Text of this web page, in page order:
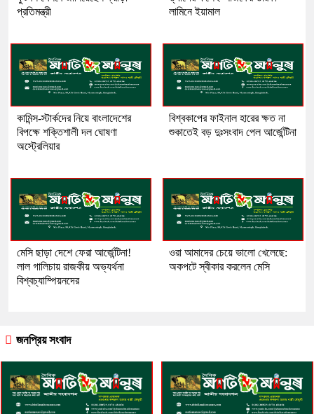
প্রতিমন্ত্রী
লামিনে ইয়ামাল
কামিন্স-স্টার্কদের নিয়ে বাংলাদেশের
বিপক্ষে শক্তিশালী দল ঘোষণা
অস্ট্রেলিয়ার
বিশ্বকাপের ফাইনাল হারের ক্ষত না
শুকাতেই বড় দুঃসংবাদ পেল আর্জেন্টিনা
​মেসি ছাড়া দেশে ফেরা আর্জেন্টিনা!
লাল গালিচায় রাজকীয় অভ্যর্থনা
বিশ্বচ্যাম্পিয়নদের
​ওরা আমাদের চেয়ে ভালো খেলেছে:
অকপটে স্বীকার করলেন মেসি
জনপ্রিয় সংবাদ